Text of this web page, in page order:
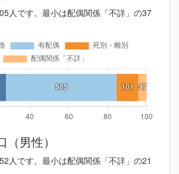
人です。最小は配偶関係「不詳」の37
男性）
人です。最小は配偶関係「不詳」の21